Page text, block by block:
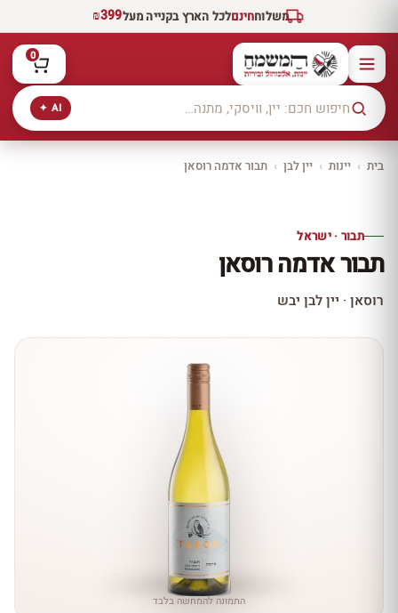
משלוחחינםלכל הארץ בקנייה מעל₪399
AI ✦
0
בית › יינות › יין לבן › תבור אדמה רוסאן
10% הנחה
עכשיו ב-10% הנחה
תבור · ישראל
תבור אדמה רוסאן
רוסאן · יין לבן יבש
התמונה להמחשה בלבד